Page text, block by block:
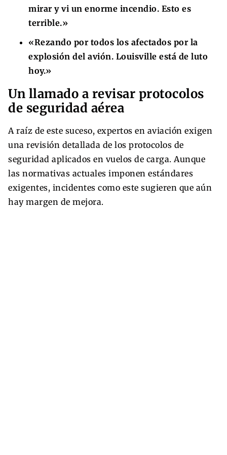
mirar y vi un enorme incendio. Esto es
terrible.»
«Rezando por todos los afectados por la
explosión del avión. Louisville está de luto
hoy.»
Un llamado a revisar protocolos
de seguridad aérea
A raíz de este suceso, expertos en aviación exigen
una revisión detallada de los protocolos de
seguridad aplicados en vuelos de carga. Aunque
las normativas actuales imponen estándares
exigentes, incidentes como este sugieren que aún
hay margen de mejora.